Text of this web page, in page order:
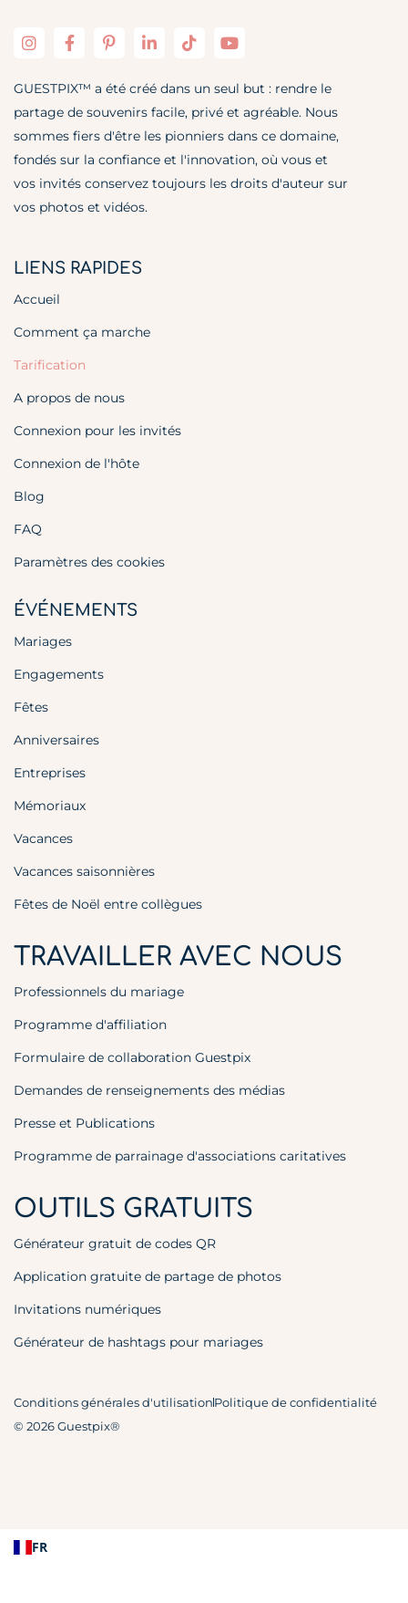
GUESTPIX™ a été créé dans un seul but : rendre le
partage de souvenirs facile, privé et agréable. Nous
sommes fiers d'être les pionniers dans ce domaine,
fondés sur la confiance et l'innovation, où vous et
vos invités conservez toujours les droits d'auteur sur
vos photos et vidéos.
LIENS RAPIDES
Accueil
Comment ça marche
Tarification
A propos de nous
Connexion pour les invités
Connexion de l'hôte
Blog
FAQ
Paramètres des cookies
ÉVÉNEMENTS
Mariages
Engagements
Fêtes
Anniversaires
Entreprises
Mémoriaux
Vacances
Vacances saisonnières
Fêtes de Noël entre collègues
TRAVAILLER AVEC NOUS
Professionnels du mariage
Programme d'affiliation
Formulaire de collaboration Guestpix
Demandes de renseignements des médias
Presse et Publications
Programme de parrainage d'associations caritatives
OUTILS GRATUITS
Générateur gratuit de codes QR
Application gratuite de partage de photos
Invitations numériques
Générateur de hashtags pour mariages
© 2026 Guestpix®
Conditions générales d'utilisationPolitique de confidentialité
FR